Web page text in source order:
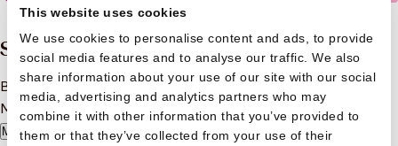
This website uses cookies
We use cookies to personalise content and ads, to provide
social media features and to analyse our traffic. We also
share information about your use of our site with our social
media, advertising and analytics partners who may
combine it with other information that you’ve provided to
them or that they’ve collected from your use of their
Samenvatting
Beleef samen met Dombo de grote dag van Timmie Muis.
Meeslepend verhaal met mooie illustraties in kleur.
Meer lezen